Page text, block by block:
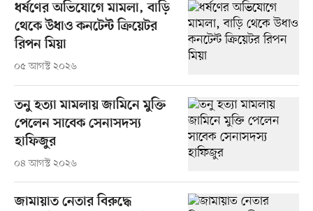
ধর্ষণের অভিযোগে মামলা, বাড়ি
থেকে উধাও কনটেন্ট ক্রিয়েটর
রিপন মিয়া
০৫ আগস্ট ২০২৬
তনু হত্যা মামলায় জামিনে মুক্তি
পেলেন সাবেক সেনাসদস্য
হাফিজুর
০৪ আগস্ট ২০২৬
জামায়াত নেতার বিরুদ্ধে